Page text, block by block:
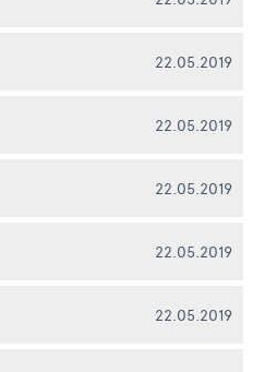
22.05.2019
22.05.2019
22.05.2019
22.05.2019
22.05.2019